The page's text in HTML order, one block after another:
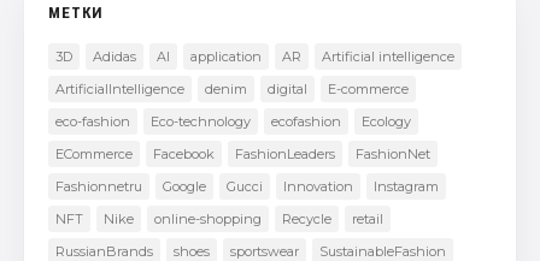
МЕТКИ
3D Adidas AI application AR
Artificial intelligence
ArtificialIntelligence
denim digital
E-commerce
eco-fashion
Eco-technology ecofashion
Ecology
ECommerce
Facebook FashionLeaders
FashionNet
Fashionnetru
Google Gucci Innovation
Instagram
NFT
Nike online-shopping Recycle
retail
RussianBrands
shoes sportswear
SustainableFashion